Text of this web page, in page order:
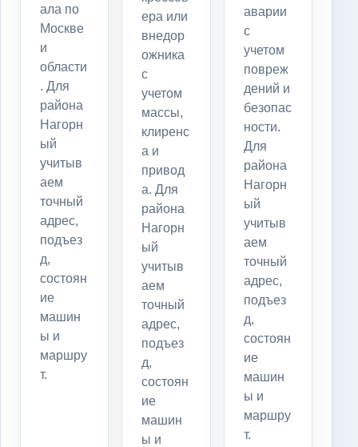
ала по
Москве
и
области
. Для
района
Нагорн
ый
учитыв
аем
точный
адрес,
подъез
д,
состоян
ие
машин
ы и
маршру
т.
ера или
внедор
ожника
с
учетом
массы,
клиренс
а и
привод
а. Для
района
Нагорн
ый
учитыв
аем
точный
адрес,
подъез
д,
состоян
ие
машин
ы и
аварии
с
учетом
повреж
дений и
безопас
ности.
Для
района
Нагорн
ый
учитыв
аем
точный
адрес,
подъез
д,
состоян
ие
машин
ы и
маршру
т.